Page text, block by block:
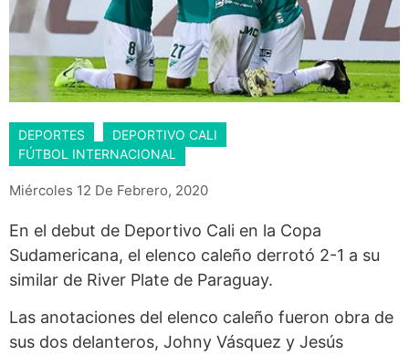
DEPORTES
DEPORTIVO CALI
FÚTBOL INTERNACIONAL
Miércoles 12 De Febrero, 2020
En el debut de Deportivo Cali en la Copa
Sudamericana, el elenco caleño derrotó 2-1 a su
similar de River Plate de Paraguay.
Las anotaciones del elenco caleño fueron obra de
sus dos delanteros, Johny Vásquez y Jesús